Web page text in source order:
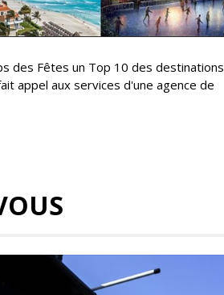
des Fêtes un Top 10 des destinations
appel aux services d'une agence de